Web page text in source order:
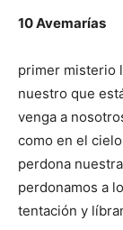
10 Avemarías
primer misterio
nuestro que
venga a
como en el
perdona
perdonamos a
tentación y